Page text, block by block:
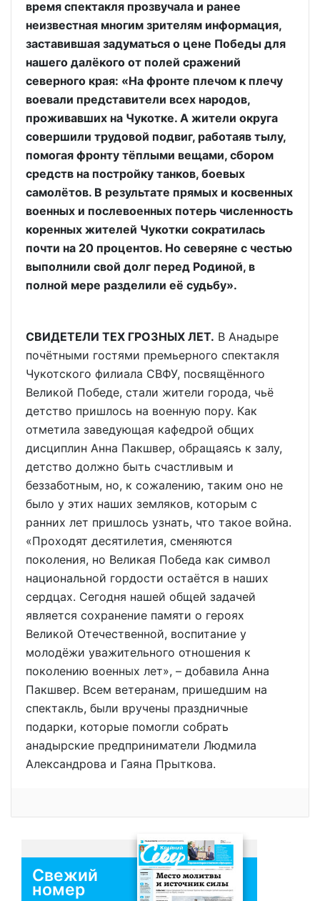
время спектакля прозвучала и ранее
неизвестная многим зрителям информация,
заставившая задуматься о цене Победы для
нашего далёкого от полей сражений
северного края: «На фронте плечом к плечу
воевали представители всех народов,
проживавших на Чукотке. А жители округа
совершили трудовой подвиг, работаяв тылу,
помогая фронту тёплыми вещами, сбором
средств на постройку танков, боевых
самолётов. В результате прямых и косвенных
военных и послевоенных потерь численность
коренных жителей Чукотки сократилась
почти на 20 процентов. Но северяне с честью
выполнили свой долг перед Родиной, в
полной мере разделили её судьбу».
СВИДЕТЕЛИ ТЕХ ГРОЗНЫХ ЛЕТ. В Анадыре
почётными гостями премьерного спектакля
Чукотского филиала СВФУ, посвящённого
Великой Победе, стали жители города, чьё
детство пришлось на военную пору. Как
отметила заведующая кафедрой общих
дисциплин Анна Пакшвер, обращаясь к залу,
детство должно быть счастливым и
беззаботным, но, к сожалению, таким оно не
было у этих наших земляков, которым с
ранних лет пришлось узнать, что такое война.
«Проходят десятилетия, сменяются
поколения, но Великая Победа как символ
национальной гордости остаётся в наших
сердцах. Сегодня нашей общей задачей
является сохранение памяти о героях
Великой Отечественной, воспитание у
молодёжи уважительного отношения к
поколению военных лет», – добавила Анна
Пакшвер. Всем ветеранам, пришедшим на
спектакль, были вручены праздничные
подарки, которые помогли собрать
анадырские предприниматели Людмила
Александрова и Гаяна Прыткова.
Свежий
номер